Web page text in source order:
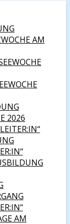
AM
2026
AM